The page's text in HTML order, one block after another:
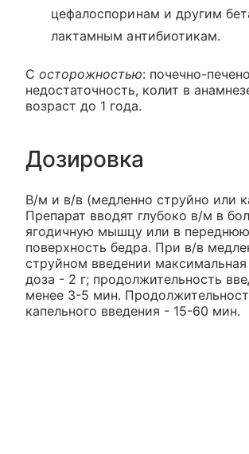
цефалоспоринам и другим
лактамным антибиотикам.
С осторожностью: почечно-
недостаточность, колит в
возраст до 1 года.
Дозировка
В/м и в/в (медленно струйно или
Препарат вводят глубоко в/м в
ягодичную мышцу или в переднюю
поверхность бедра. При в/в
струйном введении максимальная
доза - 2 г; продолжительность
менее 3-5 мин.
капельного введения - 15-60 мин.